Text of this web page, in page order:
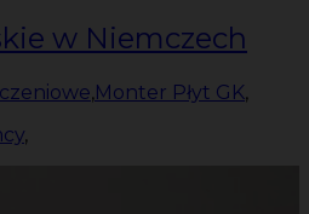
w Niemczech
,Monter Płyt GK,
,